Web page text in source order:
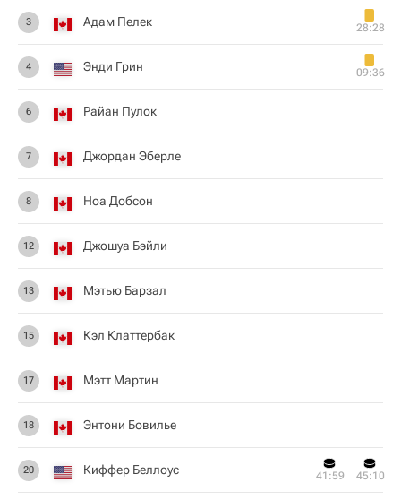
3 Адам Пелек 28:28
4 Энди Грин 09:36
6 Райан Пулок
7 Джордан Эберле
8 Ноа Добсон
12 Джошуа Бэйли
13 Мэтью Барзал
15 Кэл Клаттербак
17 Мэтт Мартин
18 Энтони Бовилье
20 Киффер Беллоус 41:59 45:10